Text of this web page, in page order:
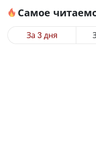
Самое
За 3 дня